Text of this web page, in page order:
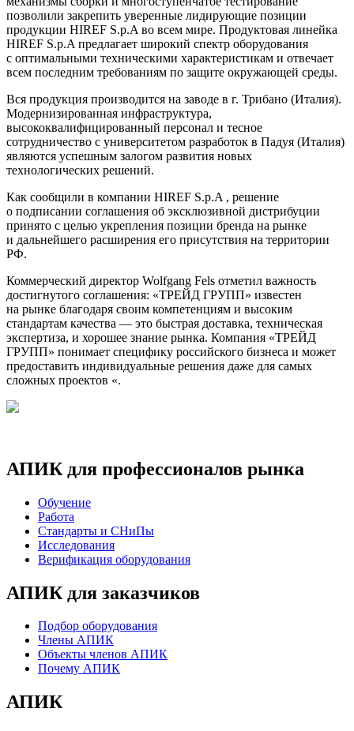
позволили закрепить уверенные лидирующие позиции
продукции HIREF S.p.A во всем мире. Продуктовая линейка
HIREF S.p.A предлагает широкий спектр оборудования
с оптимальными техническими характеристикам и отвечает
всем последним требованиям по защите окружающей среды.
Вся продукция производится на заводе в г. Трибано (Италия).
Модернизированная инфраструктура,
высококвалифицированный персонал и тесное
сотрудничество с университетом разработок в Падуя (Италия)
являются успешным залогом развития новых
технологических решений.
Как сообщили в компании HIREF S.p.A , решение
о подписании соглашения об эксклюзивной дистрибуции
принято с целью укрепления позиции бренда на рынке
и дальнейшего расширения его присутствия на территории
РФ.
Коммерческий директор Wolfgang Fels отметил важность
достигнутого соглашения: «ТРЕЙД ГРУПП» известен
на рынке благодаря своим компетенциям и высоким
стандартам качества — это быстрая доставка, техническая
экспертиза, и хорошее знание рынка. Компания «ТРЕЙД
ГРУПП» понимает специфику российского бизнеса и может
предоставить индивидуальные решения даже для самых
сложных проектов «.
АПИК для профессионалов рынка
Обучение
Работа
Стандарты и СНиПы
Исследования
Верификация оборудования
АПИК для заказчиков
Подбор оборудования
Члены АПИК
Объекты членов АПИК
Почему АПИК
АПИК